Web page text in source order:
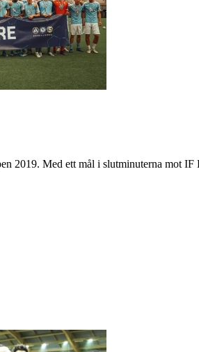
2019. Med ett mål i slutminuterna mot